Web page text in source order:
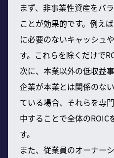
まず、非事業性資産をバ
ことが効果的です。例え
に必要のないキャッシュ
す。これらを除くだけで
次に、本業以外の低収益
企業が本業とは関係のな
ている場合、それらを専
中することで全体のROIC
す。
また、従業員のオーナー